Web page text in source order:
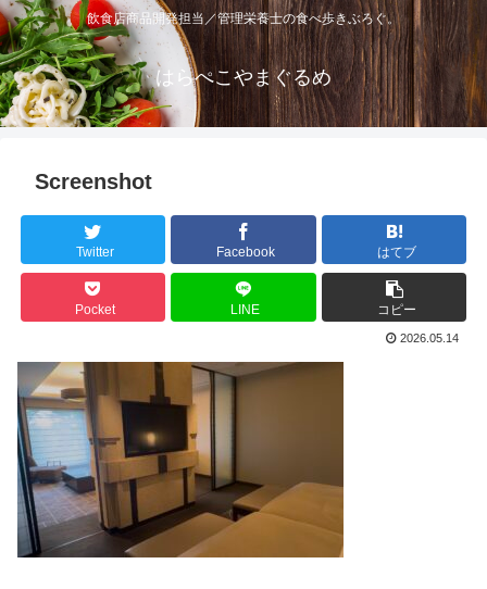
飲食店商品開発担当／管理栄養士の食べ歩きぶろぐ。
はらぺこやまぐるめ
Screenshot
Twitter Facebook はてブ
Pocket LINE コピー
2026.05.14